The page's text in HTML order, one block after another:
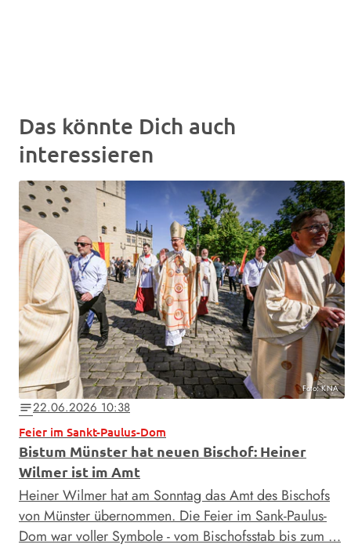
Das könnte Dich auch
interessieren
Foto: KNA
notes22.06.2026 10:38
Feier im Sankt-Paulus-Dom
Bistum Münster hat neuen Bischof: Heiner
Wilmer ist im Amt
Heiner Wilmer hat am Sonntag das Amt des Bischofs
von Münster übernommen. Die Feier im Sank-Paulus-
Dom war voller Symbole - vom Bischofsstab bis zum …